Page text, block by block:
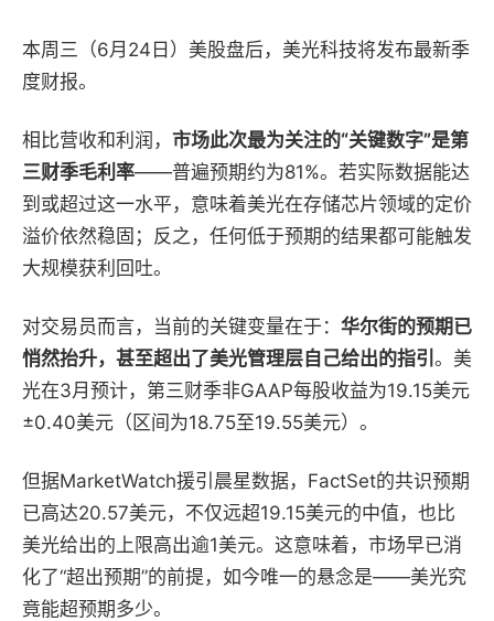
本周三（6月24日）美股盘后，美光科技将发布最新季
度财报。
相比营收和利润， 市场此次最为关注的“关键数字”是第
三财季毛利率——普遍预期约为81%。若实际数据能达
到或超过这一水平，意味着美光在存储芯片领域的定价
溢价依然稳固；反之，任何低于预期的结果都可能触发
大规模获利回吐。
对交易员而言，当前的关键变量在于： 华尔街的预期已
悄然抬升，甚至超出了美光管理层自己给出的指引 。美
光在3月预计，第三财季非GAAP每股收益为19.15美元
±0.40美元（区间为18.75至19.55美元）。
但据MarketWatch援引晨星数据，FactSet的共识预期
已高达20.57美元，不仅远超19.15美元的中值，也比
美光给出的上限高出逾1美元。这意味着，市场早已消
化了“超出预期”的前提，如今唯一的悬念是——美光究
竟能超预期多少。